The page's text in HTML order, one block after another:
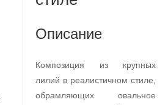
Описание
Композиция из крупных
лилий в реалистичном стиле,
обрамляющих овальное